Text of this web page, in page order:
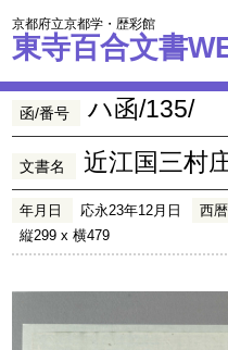
京都府立京都学・歴彩館
東寺百合文書
函/番号 ハ函/135/
文書名 近江国三村
年月日 応永23年12月日 西暦
縦299 x 横479